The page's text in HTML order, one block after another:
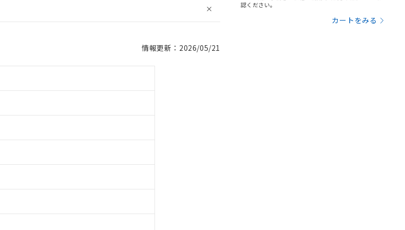
情報更新：2026/05/21
認ください。
カートをみる